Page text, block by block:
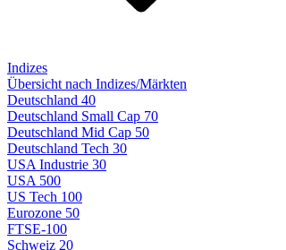
Indizes
Übersicht nach Indizes/Märkten
Deutschland 40
Deutschland Small Cap 70
Deutschland Mid Cap 50
Deutschland Tech 30
USA Industrie 30
USA 500
US Tech 100
Eurozone 50
FTSE-100
Schweiz 20